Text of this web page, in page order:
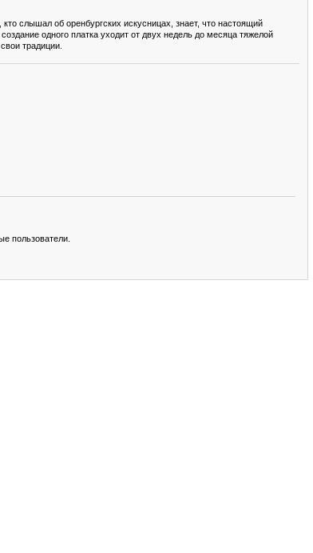
слышал об оренбургских искусницах, знает, что настоящий
одного платка уходит от двух недель до месяца тяжелой
традиции.
пользователи.